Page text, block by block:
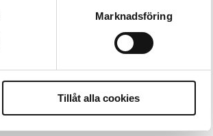
Marknadsföring
Tillåt alla cookies